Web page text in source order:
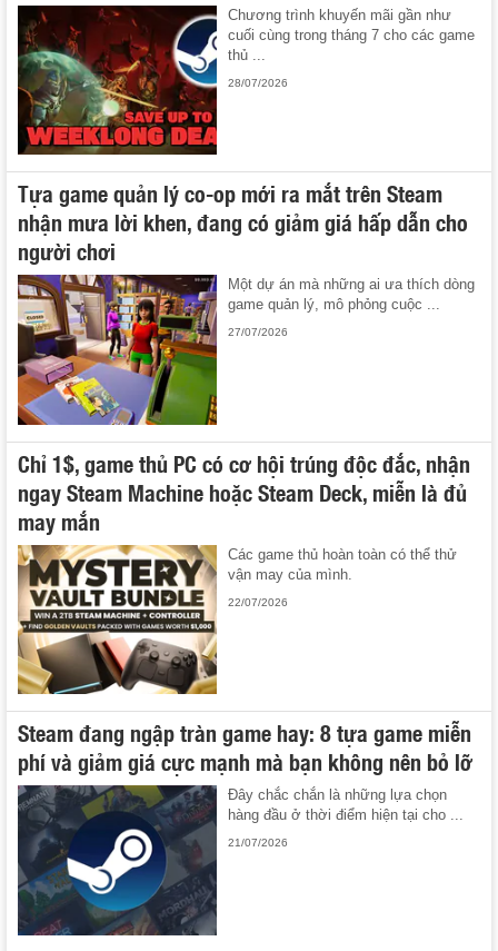
Chương trình khuyến mãi gần như
cuối cùng trong tháng 7 cho các game
thủ ...
28/07/2026
Tựa game quản lý co-op mới ra mắt trên Steam
nhận mưa lời khen, đang có giảm giá hấp dẫn cho
người chơi
Một dự án mà những ai ưa thích dòng
game quản lý, mô phỏng cuộc ...
27/07/2026
Chỉ 1$, game thủ PC có cơ hội trúng độc đắc, nhận
ngay Steam Machine hoặc Steam Deck, miễn là đủ
may mắn
Các game thủ hoàn toàn có thể thử
vận may của mình.
22/07/2026
Steam đang ngập tràn game hay: 8 tựa game miễn
phí và giảm giá cực mạnh mà bạn không nên bỏ lỡ
Đây chắc chắn là những lựa chọn
hàng đầu ở thời điểm hiện tại cho ...
21/07/2026